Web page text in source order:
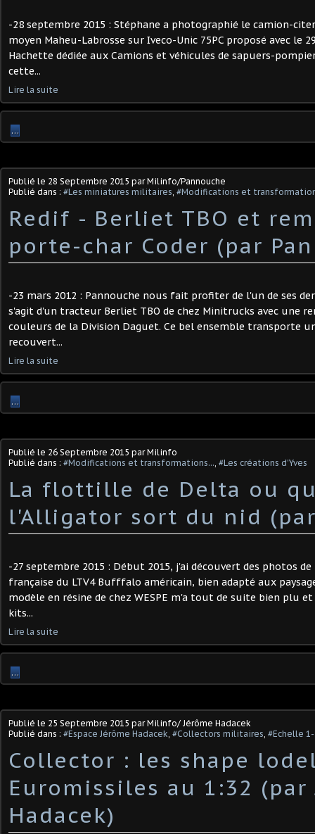
-28 septembre 2015 : Stéphane a photographié le camion-
moyen Maheu-Labrosse sur Iveco-Unic 75PC proposé avec le
Hachette dédiée aux Camions et véhicules de sapuers-
cette...
Lire la suite
…
Publié le 28 Septembre 2015 par Milinfo/Pannouche
Publié dans : #Les miniatures militaires, #Modifications et
Redif - Berliet TBO et
porte-char Coder (par
-23 mars 2012 : Pannouche nous fait profiter de l'un de ses
s'agit d'un tracteur Berliet TBO de chez Minitrucks avec une
couleurs de la Division Daguet. Ce bel ensemble transporte
recouvert...
Lire la suite
…
Publié le 26 Septembre 2015 par Milinfo
Publié dans : #Modifications et transformations..., #Les créations d'Yves
La flottille de Delta ou
l'Alligator sort du nid (par
-27 septembre 2015 : Début 2015, j'ai découvert des photos
française du LTV4 Bufffalo américain, bien adapté aux
modèle en résine de chez WESPE m'a tout de suite bien plu
kits...
Lire la suite
…
Publié le 25 Septembre 2015 par Milinfo/ Jérôme Hadacek
Publié dans : #Espace Jérôme Hadacek, #Collectors militaires, #Echelle
Collector : les shape
Euromissiles au 1:32 (par
Hadacek)